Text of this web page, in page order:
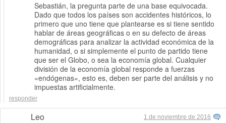
Sebastián, la pregunta parte de una base equivocada.
Dado que todos los países son accidentes históricos, lo
primero que uno tiene que plantearse es si tiene sentido
hablar de áreas geográficas o en su defecto de áreas
demográficas para analizar la actividad económica de la
humanidad, o si simplemente el punto de partido tiene
que ser el Globo, o sea la economía global. Cualquier
división de la economía global responde a fuerzas
«endógenas», esto es, deben ser parte del análisis y no
impuestas artificialmente.
responder
Leo 1 de noviembre de 2016